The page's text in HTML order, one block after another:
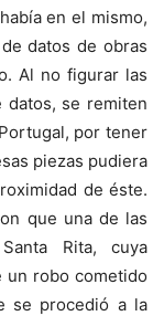
en el mismo,
datos de obras
Al no figurar las
datos, se remiten
por tener
piezas pudiera
de éste.
que una de las
Rita, cuya
un robo cometido
se procedió a la